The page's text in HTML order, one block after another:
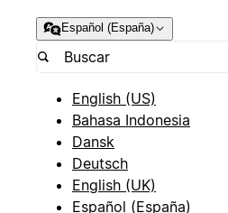
Español (España)
English (US)
Bahasa Indonesia
Dansk
Deutsch
English (UK)
Español (España)